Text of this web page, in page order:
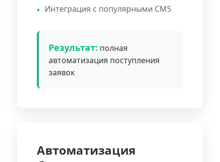
Интеграция с популярными CMS
Результат: полная
автоматизация поступления
заявок
Автоматизация